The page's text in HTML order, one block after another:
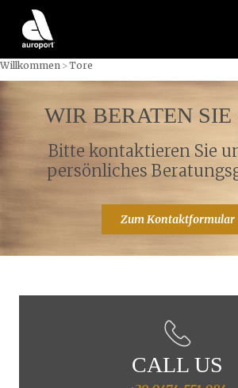
Willkommen >Tore
WIR BERATEN SIE
Bitte kontaktieren Sie
persönliches
Zum Kontaktformular
CALL US